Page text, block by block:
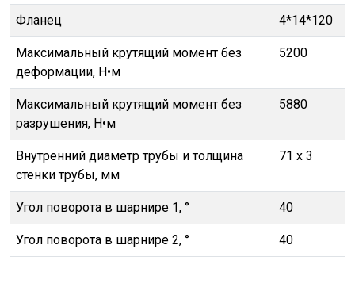
Фланец 4*14*120
Максимальный крутящий момент без
деформации, Н•м
5200
Максимальный крутящий момент без
разрушения, Н•м
5880
Внутренний диаметр трубы и толщина
стенки трубы, мм
71 х 3
Угол поворота в шарнире 1, ° 40
Угол поворота в шарнире 2, ° 40